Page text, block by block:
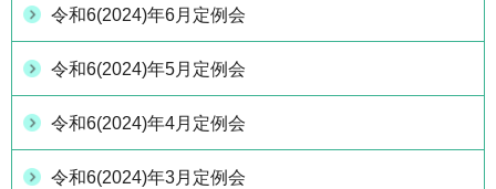
令和6(2024)年6月定例会
令和6(2024)年5月定例会
令和6(2024)年4月定例会
令和6(2024)年3月定例会